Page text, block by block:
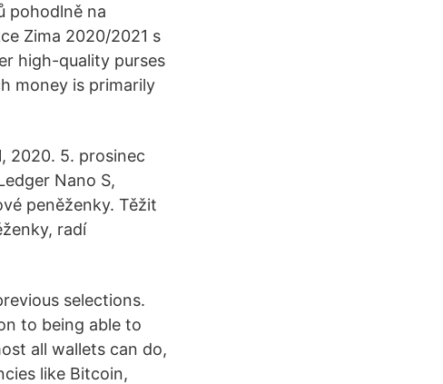
pohodlně na
Zima 2020/2021 s
high-quality purses
money is primarily
2020. 5. prosinec
Nano S,
peněženky. Těžit
radí
selections.
to being able to
all wallets can do,
like Bitcoin,